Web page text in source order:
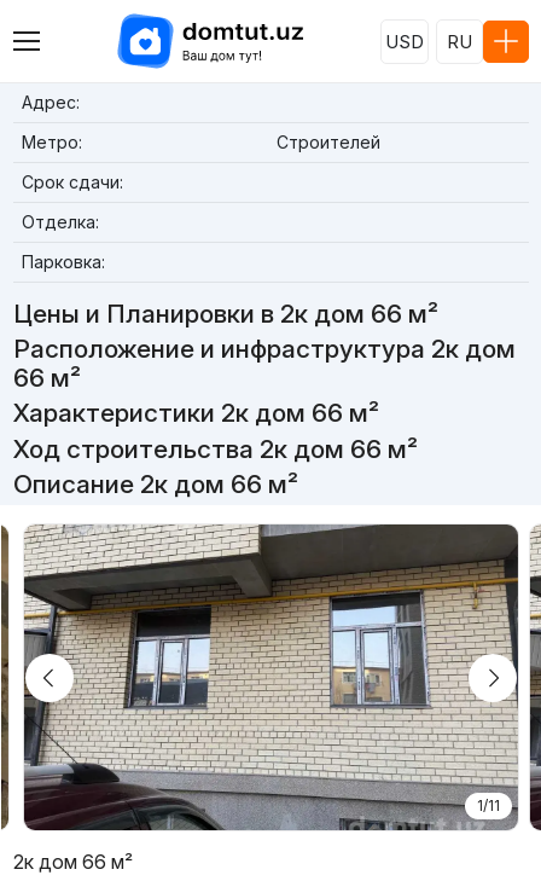
USD RU
Адрес:
Метро:
Строителей
Срок сдачи:
Отделка:
Парковка:
Цены и Планировки в 2к дом 66 м²
Расположение и инфраструктура 2к дом
66 м²
Характеристики 2к дом 66 м²
Ход строительства 2к дом 66 м²
Описание 2к дом 66 м²
1/11
2к дом 66 м²